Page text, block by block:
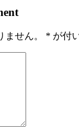
せん。 * が付